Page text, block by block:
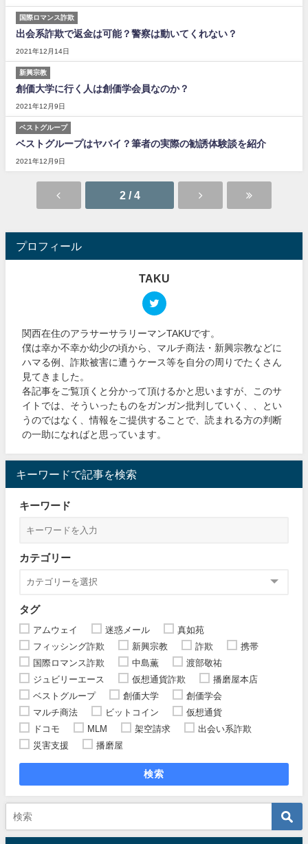
国際ロマンス詐欺
出会系詐欺で返金は可能？警察は動いてくれない？
2021年12月14日
新興宗教
創価大学に行く人は創価学会員なのか？
2021年12月9日
ベストグループ
ベストグループはヤバイ？筆者の実際の勧誘体験談を紹介
2021年12月9日
2 / 4
プロフィール
TAKU
関西在住のアラサーサラリーマンTAKUです。
僕は幸か不幸か幼少の頃から、マルチ商法・新興宗教などに
ハマる例、詐欺被害に遭うケース等を自分の周りでたくさん
見てきました。
各記事をご覧頂くと分かって頂けるかと思いますが、このサ
イトでは、そういったものをガンガン批判していく、、とい
うのではなく、情報をご提供することで、読まれる方の判断
の一助になればと思っています。
キーワードで記事を検索
キーワード
カテゴリー
タグ
アムウェイ 迷惑メール
真如苑
フィッシング詐欺
新興宗教 詐欺
携帯
国際ロマンス詐欺
中島薫
渡部敬祐
ジュビリーエース
仮想通貨詐欺
播磨屋本店
ベストグループ
創価大学
創価学会
マルチ商法
ビットコイン
仮想通貨
ドコモ
MLM 架空請求
出会い系詐欺
災害支援
播磨屋
検索